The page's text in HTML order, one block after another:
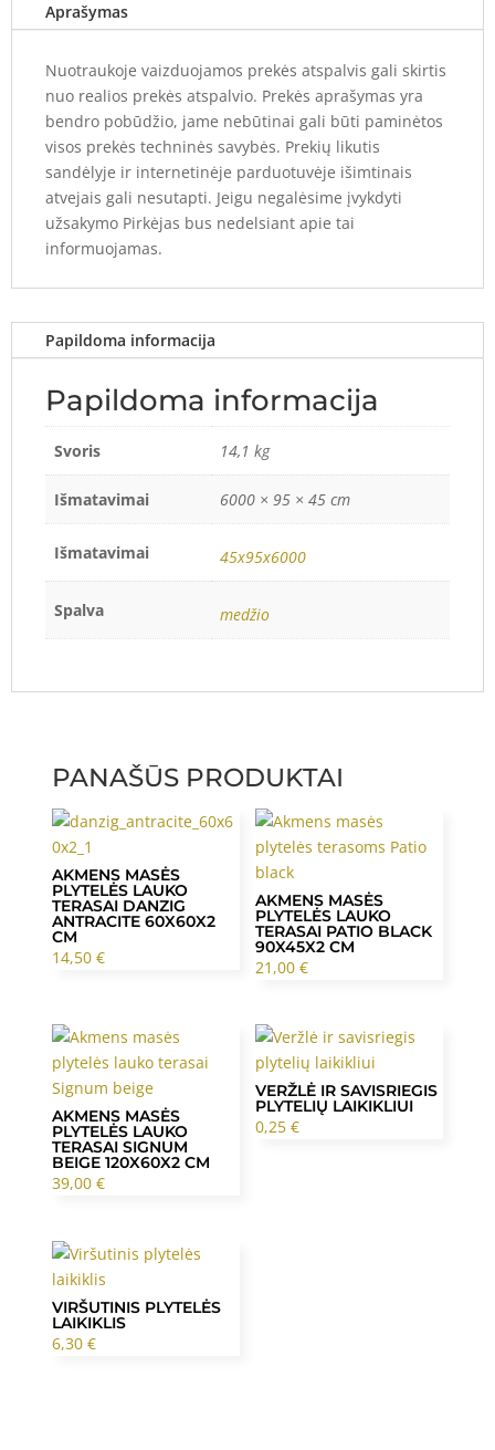
Aprašymas
Nuotraukoje vaizduojamos prekės atspalvis gali skirtis
nuo realios prekės atspalvio. Prekės aprašymas yra
bendro pobūdžio, jame nebūtinai gali būti paminėtos
visos prekės techninės savybės. Prekių likutis
sandėlyje ir internetinėje parduotuvėje išimtinais
atvejais gali nesutapti. Jeigu negalėsime įvykdyti
užsakymo Pirkėjas bus nedelsiant apie tai
informuojamas.
Papildoma informacija
Papildoma informacija
Svoris 14,1 kg
Išmatavimai 6000 × 95 × 45 cm
Išmatavimai 45x95x6000
Spalva medžio
PANAŠŪS PRODUKTAI
AKMENS MASĖS
PLYTELĖS LAUKO
TERASAI DANZIG
ANTRACITE 60X60X2
CM
14,50 €
AKMENS MASĖS
PLYTELĖS LAUKO
TERASAI PATIO BLACK
90X45X2 CM
21,00€
AKMENS MASĖS
PLYTELĖS LAUKO
TERASAI SIGNUM
BEIGE 120X60X2 CM
39,00 €
VERŽLĖ IR SAVISRIEGIS
PLYTELIŲ LAIKIKLIUI
0,25€
VIRŠUTINIS PLYTELĖS
LAIKIKLIS
6,30 €